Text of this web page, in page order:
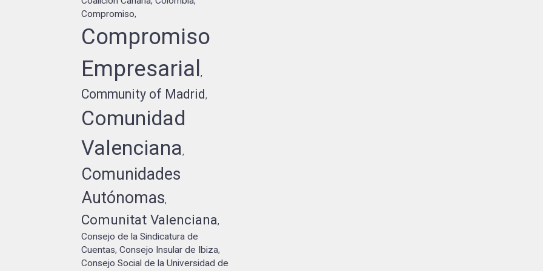
Compromiso,
Compromiso
Empresarial,
Community of Madrid,
Comunidad
Valenciana,
Comunidades
Autónomas,
Comunitat Valenciana,
Consejo de la Sindicatura de
Cuentas,Consejo Insular de Ibiza,
Consejo Social de la Universidad de